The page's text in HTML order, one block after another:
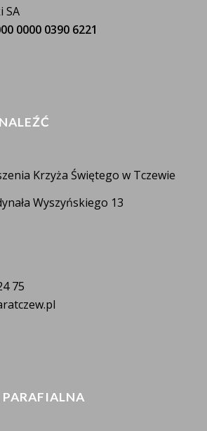
SA
0000 0390 6221
Krzyża Świętego w Tczewie
Wyszyńskiego 13
75